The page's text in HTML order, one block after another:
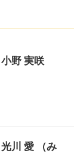
野 実咲
川 愛 （み